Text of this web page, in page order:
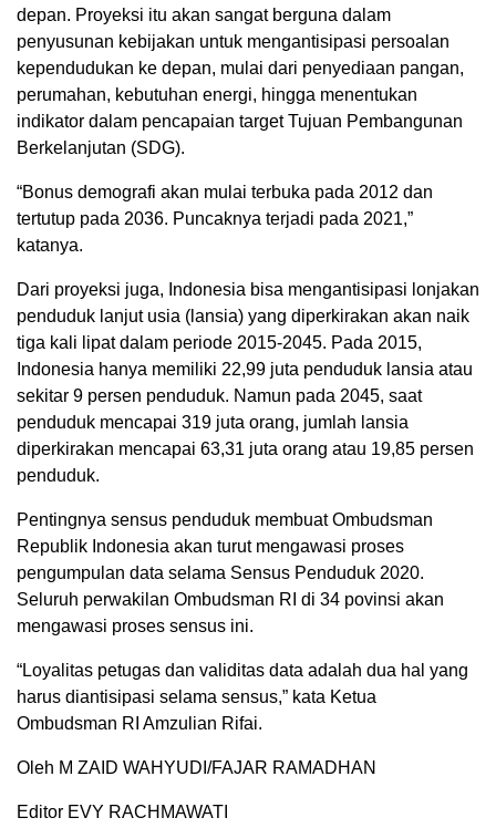
depan. Proyeksi itu akan sangat berguna dalam
penyusunan kebijakan untuk mengantisipasi persoalan
kependudukan ke depan, mulai dari penyediaan pangan,
perumahan, kebutuhan energi, hingga menentukan
indikator dalam pencapaian target Tujuan Pembangunan
Berkelanjutan (SDG).
“Bonus demografi akan mulai terbuka pada 2012 dan
tertutup pada 2036. Puncaknya terjadi pada 2021,”
katanya.
Dari proyeksi juga, Indonesia bisa mengantisipasi lonjakan
penduduk lanjut usia (lansia) yang diperkirakan akan naik
tiga kali lipat dalam periode 2015-2045. Pada 2015,
Indonesia hanya memiliki 22,99 juta penduduk lansia atau
sekitar 9 persen penduduk. Namun pada 2045, saat
penduduk mencapai 319 juta orang, jumlah lansia
diperkirakan mencapai 63,31 juta orang atau 19,85 persen
penduduk.
Pentingnya sensus penduduk membuat Ombudsman
Republik Indonesia akan turut mengawasi proses
pengumpulan data selama Sensus Penduduk 2020.
Seluruh perwakilan Ombudsman RI di 34 povinsi akan
mengawasi proses sensus ini.
“Loyalitas petugas dan validitas data adalah dua hal yang
harus diantisipasi selama sensus,” kata Ketua
Ombudsman RI Amzulian Rifai.
Oleh M ZAID WAHYUDI/FAJAR RAMADHAN
Editor EVY RACHMAWATI